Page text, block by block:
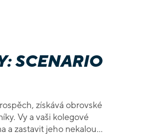
SCENARIO
získává obrovské
Vy a vaši kolegové
a zastavit jeho nekalou